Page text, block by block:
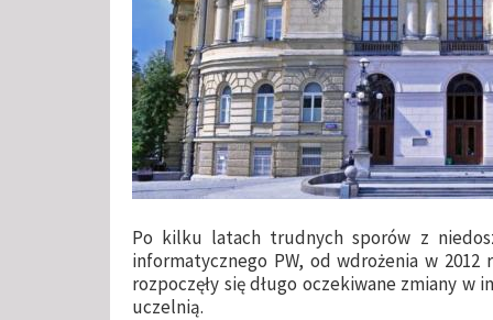
Po kilku latach trudnych sporów z
informatycznego PW, od wdrożenia w
rozpoczęły się długo oczekiwane zmiany w
uczelnią.